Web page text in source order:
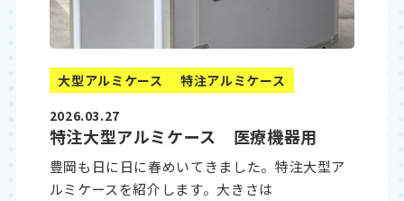
大型アルミケース
特注アルミケース
2026.03.27
特注大型アルミケース 医療機器用
豊岡も日に日に春めいてきました。特注大型ア
ルミケースを紹介します。大きさは